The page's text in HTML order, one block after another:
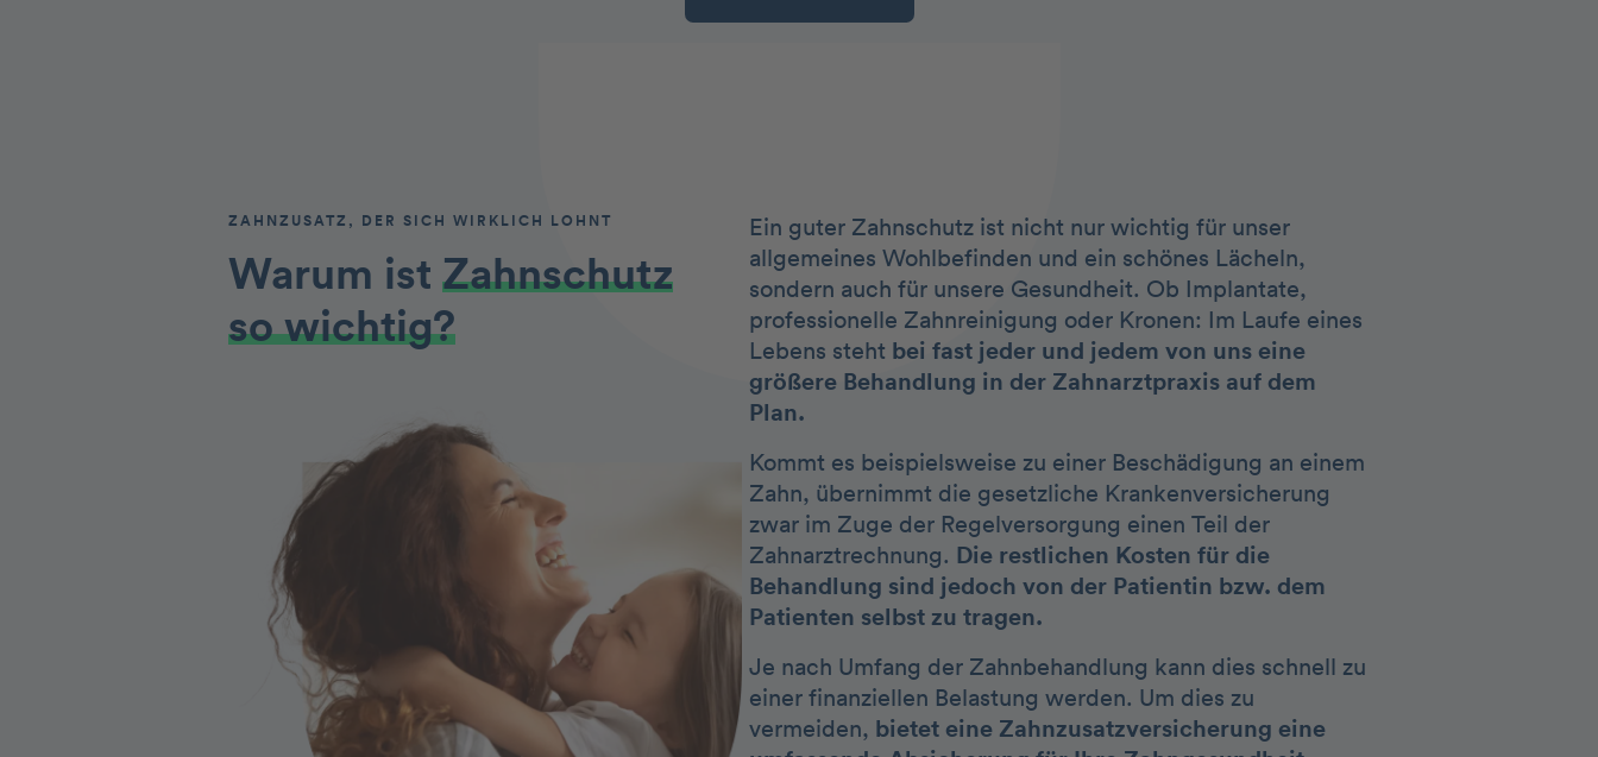
ZAHNZUSATZ, DER SICH WIRKLICH LOHNT
Warum ist Zahnschutz
so wichtig?
Ein guter Zahnschutz ist nicht nur wichtig für unser
allgemeines Wohlbefinden und ein schönes Lächeln,
sondern auch für unsere Gesundheit. Ob Implantate,
professionelle Zahnreinigung oder Kronen: Im Laufe eines
Lebens steht bei fast jeder und jedem von uns eine
größere Behandlung in der Zahnarztpraxis auf dem
Plan.
Kommt es beispielsweise zu einer Beschädigung an einem
Zahn, übernimmt die gesetzliche Krankenversicherung
zwar im Zuge der Regelversorgung einen Teil der
Zahnarztrechnung. Die restlichen Kosten für die
Behandlung sind jedoch von der Patientin bzw. dem
Patienten selbst zu tragen.
Je nach Umfang der Zahnbehandlung kann dies schnell zu
einer finanziellen Belastung werden. Um dies zu
vermeiden, bietet eine Zahnzusatzversicherung eine